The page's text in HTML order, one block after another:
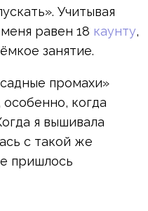
Учитывая
равен 18 каунту,
занятие.
промахи»
когда
я вышивала
с такой же
пришлось